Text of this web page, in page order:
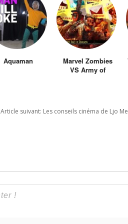
Aquaman
Marvel Zombies
VS Army of
Article suivant: Les conseils cinéma de Ljo